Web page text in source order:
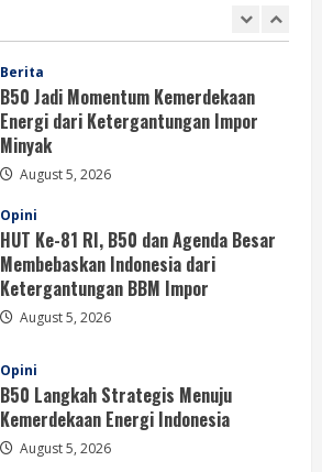
Opini
HUT Ke-81 RI, B50 dan Agenda Besar
Membebaskan Indonesia dari
Ketergantungan BBM Impor
August 5, 2026
Opini
B50 Langkah Strategis Menuju
Kemerdekaan Energi Indonesia
August 5, 2026
Sekolah Rakyat Masuk Kajian
Evidence-Based Policy untuk
Penyempurnaan Program
August 5, 2026